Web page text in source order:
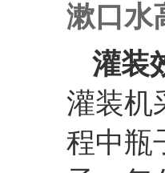
漱口水
灌装
灌装机
程中瓶